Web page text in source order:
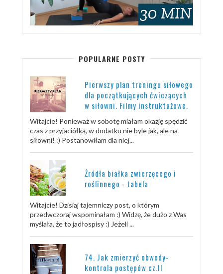
POPULARNE POSTY
Pierwszy plan treningu siłowego
dla początkujących ćwiczących
w siłowni. Filmy instruktażowe.
Witajcie! Ponieważ w sobotę miałam okazję spędzić
czas z przyjaciółką, w dodatku nie byle jak, ale na
siłowni! :) Postanowiłam dla niej...
Źródła białka zwierzęcego i
roślinnego - tabela
Witajcie! Dzisiaj tajemniczy post, o którym
przedwczoraj wspominałam :) Widzę, że dużo z Was
myślała, że to jadłospisy :) Jeżeli ...
74. Jak zmierzyć obwody-
kontrola postępów cz.II